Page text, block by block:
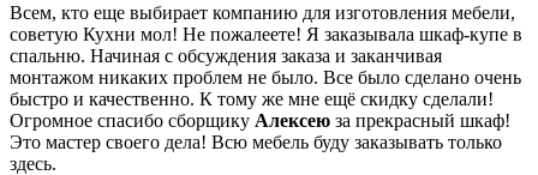
Всем, кто еще выбирает компанию для изготовления мебели,
советую Кухни мол! Не пожалеете! Я заказывала шкаф-купе в
спальню. Начиная с обсуждения заказа и заканчивая
монтажом никаких проблем не было. Все было сделано очень
быстро и качественно. К тому же мне ещё скидку сделали!
Огромное спасибо сборщику Алексею за прекрасный шкаф!
Это мастер своего дела! Всю мебель буду заказывать только
здесь.